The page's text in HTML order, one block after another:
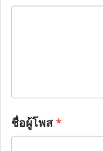
ชื่อผู้โพส*